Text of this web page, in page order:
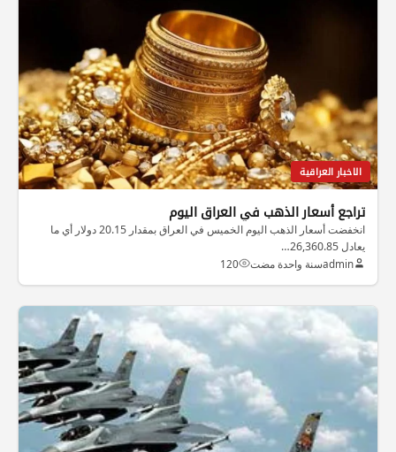
الاخبار العراقية
تراجع أسعار الذهب في العراق اليوم
انخفضت أسعار الذهب اليوم الخميس في العراق بمقدار 20.15 دولار أي ما
يعادل 26,360.85…
adminسنة واحدة مضت 120